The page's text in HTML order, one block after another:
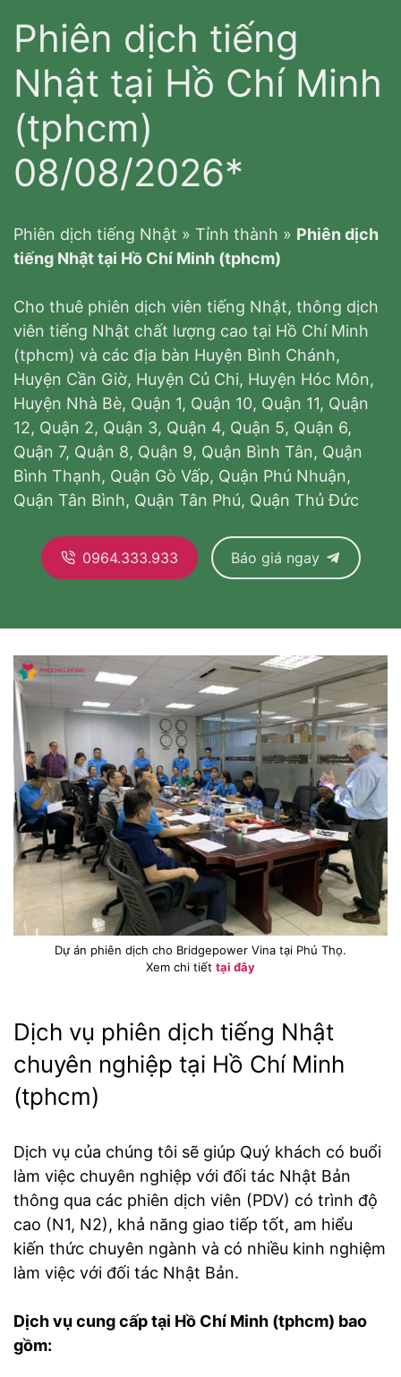
Phiên dịch tiếng
Nhật tại Hồ Chí Minh
(tphcm)
08/08/2026*
Phiên dịch tiếng Nhật » Tỉnh thành » Phiên dịch
tiếng Nhật tại Hồ Chí Minh (tphcm)
Cho thuê phiên dịch viên tiếng Nhật, thông dịch
viên tiếng Nhật chất lượng cao tại Hồ Chí Minh
(tphcm) và các địa bàn Huyện Bình Chánh,
Huyện Cần Giờ, Huyện Củ Chi, Huyện Hóc Môn,
Huyện Nhà Bè, Quận 1, Quận 10, Quận 11, Quận
12, Quận 2, Quận 3, Quận 4, Quận 5, Quận 6,
Quận 7, Quận 8, Quận 9, Quận Bình Tân, Quận
Bình Thạnh, Quận Gò Vấp, Quận Phú Nhuận,
Quận Tân Bình, Quận Tân Phú, Quận Thủ Đức
0964.333.933 Báo giá ngay
Dự án phiên dịch cho Bridgepower Vina tại Phú Thọ.
Xem chi tiết tại đây
Dịch vụ phiên dịch tiếng Nhật
chuyên nghiệp tại Hồ Chí Minh
(tphcm)
Dịch vụ của chúng tôi sẽ giúp Quý khách có buổi
làm việc chuyên nghiệp với đối tác Nhật Bản
thông qua các phiên dịch viên (PDV) có trình độ
cao (N1, N2), khả năng giao tiếp tốt, am hiểu
kiến thức chuyên ngành và có nhiều kinh nghiệm
làm việc với đối tác Nhật Bản.
Dịch vụ cung cấp tại Hồ Chí Minh (tphcm) bao
gồm: